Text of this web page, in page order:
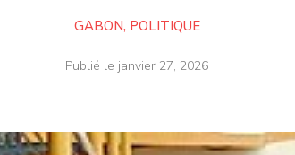
GABON, POLITIQUE
Publié le janvier 27, 2026